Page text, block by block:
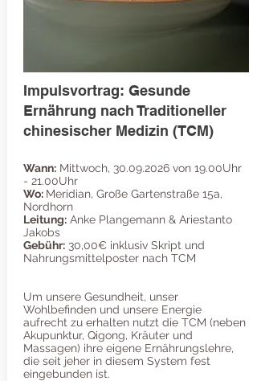
Impulsvortrag: Gesunde
Ernährung nach Traditioneller
chinesischer Medizin (TCM)
Wann:Mittwoch, 30.09.2026von 19.00Uhr
- 21.00Uhr
Wo: Meridian, Große Gartenstraße 15a,
Nordhorn
Leitung:Anke Plangemann & Ariestanto
Jakobs
Gebühr:30,00€ inklusiv Skript und
Nahrungsmittelposter nach TCM
Um unsere Gesundheit, unser
Wohlbefinden und unsere Energie
aufrecht zu erhalten nutzt die TCM (neben
Akupunktur, Qigong, Kräuter und
Massagen) ihre eigene Ernährungslehre,
die seit jeher in diesem System fest
eingebunden ist.